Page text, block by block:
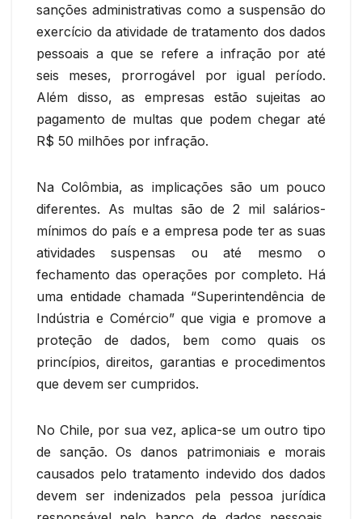
sanções administrativas como a suspensão do
exercício da atividade de tratamento dos dados
pessoais a que se refere a infração por até
seis meses, prorrogável por igual período.
Além disso, as empresas estão sujeitas ao
pagamento de multas que podem chegar até
R$ 50 milhões por infração.
Na Colômbia, as implicações são um pouco
diferentes. As multas são de 2 mil salários-
mínimos do país e a empresa pode ter as suas
atividades suspensas ou até mesmo o
fechamento das operações por completo. Há
uma entidade chamada “Superintendência de
Indústria e Comércio” que vigia e promove a
proteção de dados, bem como quais os
princípios, direitos, garantias e procedimentos
que devem ser cumpridos.
No Chile, por sua vez, aplica-se um outro tipo
de sanção. Os danos patrimoniais e morais
causados pelo tratamento indevido dos dados
devem ser indenizados pela pessoa jurídica